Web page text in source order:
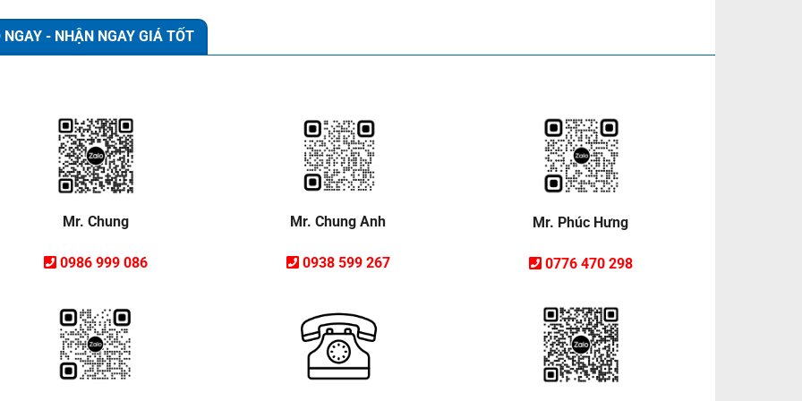
NGAY - NHẬN NGAY GIÁ TỐT
Mr. Chung
0986 999 086
Mr. Chung Anh
0938 599 267
Mr. Phúc Hưng
0776 470 298